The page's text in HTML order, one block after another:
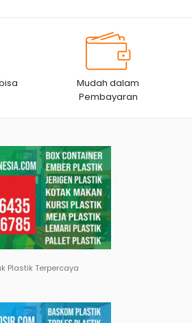
Mudah dalam
Pembayaran
Plastik Terpercaya